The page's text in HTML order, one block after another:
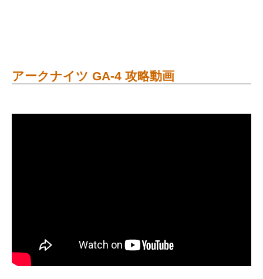
アークナイツ GA-4 攻略動画